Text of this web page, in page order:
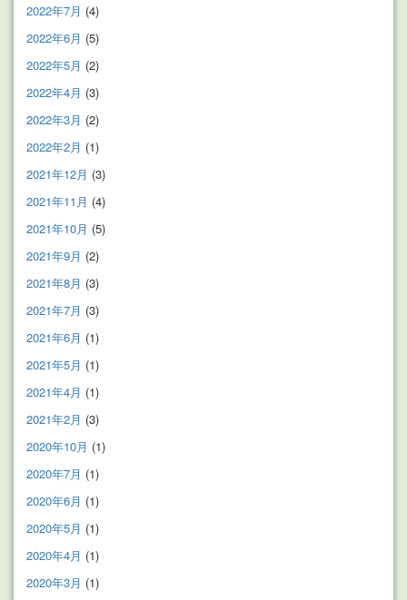
2022年7月 (4)
2022年6月 (5)
2022年5月 (2)
2022年4月 (3)
2022年3月 (2)
2022年2月 (1)
2021年12月 (3)
2021年11月 (4)
2021年10月 (5)
2021年9月 (2)
2021年8月 (3)
2021年7月 (3)
2021年6月 (1)
2021年5月 (1)
2021年4月 (1)
2021年2月 (3)
2020年10月 (1)
2020年7月 (1)
2020年6月 (1)
2020年5月 (1)
2020年4月 (1)
2020年3月 (1)